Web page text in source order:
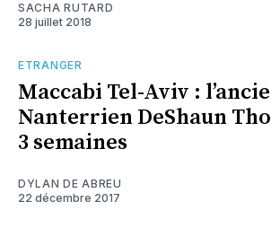
SACHA RUTARD
28 juillet 2018
ETRANGER
Maccabi Tel-Aviv :
Nanterrien DeShaun
3 semaines
DYLAN DE ABREU
22 décembre 2017